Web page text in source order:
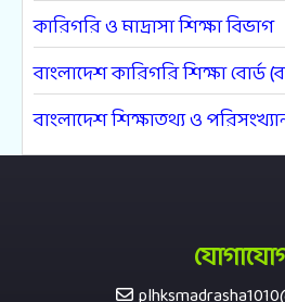
কারিগরি ও মাদ্রাসা শিক্ষা বিভাগ
বাংলাদেশ কারিগরি শিক্ষা বোর্ড
বাংলাদেশ শিক্ষাতথ্য ও